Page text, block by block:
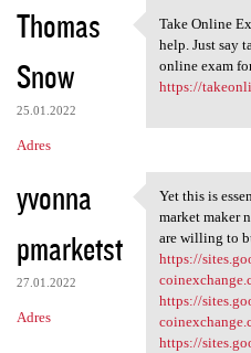
Thomas
Snow
25.01.2022
Adres
Take Online
Take Online
help. Just say
online exam
https://
yvonna
pmarketst
27.01.2022
Adres
Yet this is
Yet this is
market maker
are willing to
https://
https://
https://